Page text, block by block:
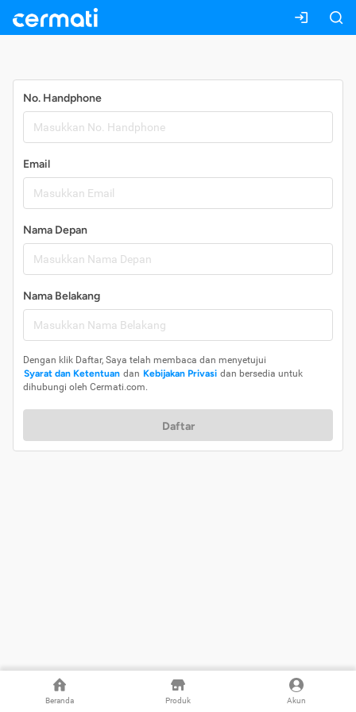
Beranda Produk Akun
No. Handphone
Email
Nama Depan
Nama Belakang
Dengan klik Daftar, Saya telah membaca dan menyetujui
Syarat dan Ketentuan dan Kebijakan Privasi dan bersedia untuk
dihubungi oleh Cermati.com.
Daftar